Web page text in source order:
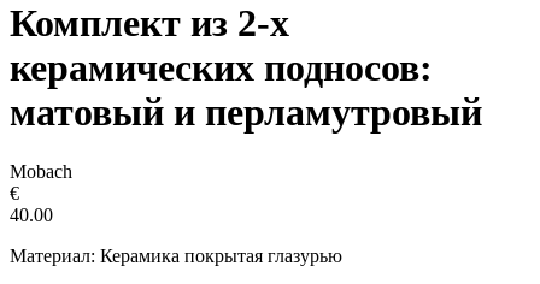
Комплект из 2-х
керамических подносов:
матовый и перламутровый
Mobach
€
40.00
Материал: Керамика покрытая глазурью